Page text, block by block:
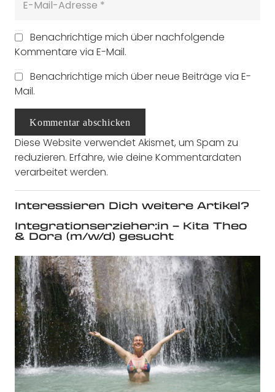
Benachrichtige mich über nachfolgende
Kommentare via E-Mail.
Benachrichtige mich über neue Beiträge via E-
Mail.
Kommentar abschicken
Diese Website verwendet Akismet, um Spam zu
reduzieren. Erfahre, wie deine Kommentardaten
verarbeitet werden.
Interessieren Dich weitere Artikel?
Integrationserzieher:in – Kita Theo
& Dora (m/w/d) gesucht